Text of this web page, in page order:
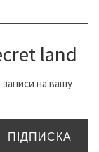
land
записи на вашу
ПІДПИСКА